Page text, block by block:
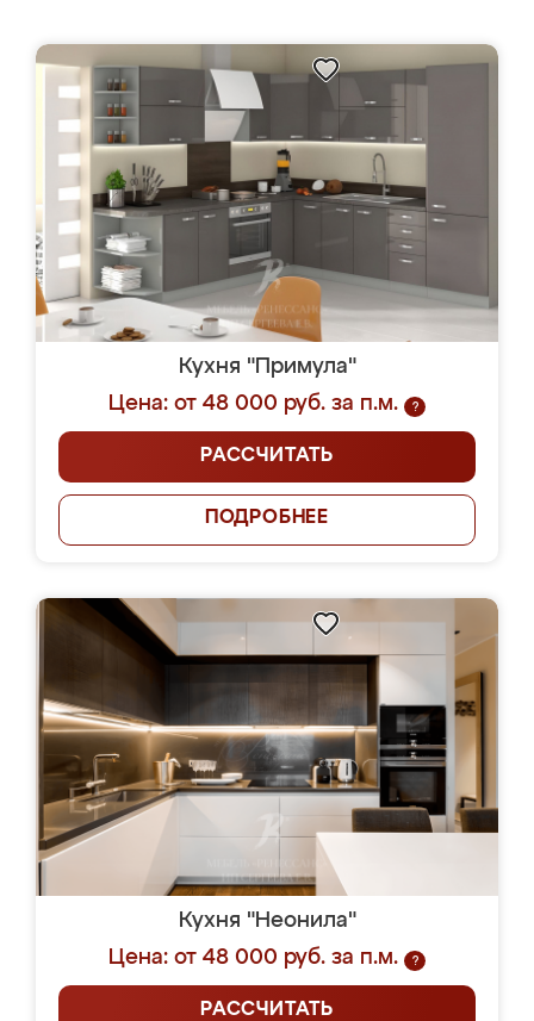
Кухня "Примула"
Цена: от 48 000 руб. за п.м.
?
РАССЧИТАТЬ
ПОДРОБНЕЕ
Кухня "Неонила"
Цена: от 48 000 руб. за п.м.
?
РАССЧИТАТЬ